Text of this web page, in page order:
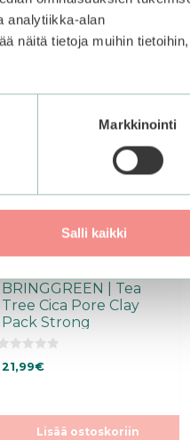
analytiikka-alan
näitä tietoja muihin
Markkinointi
Salli kaikki
BRINGGREEN | Tea
Tree Cica Pore Clay
Pack Strong
521,99€
Lisää ostoskoriin